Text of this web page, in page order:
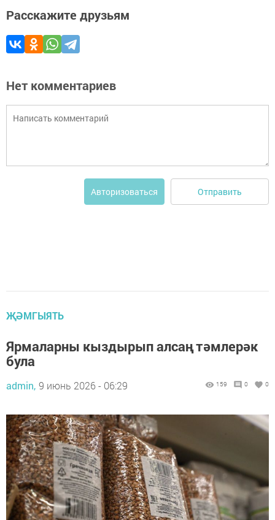
Расскажите друзьям
Нет комментариев
Авторизоваться Отправить
ҖӘМГЫЯТЬ
Ярмаларны кыздырып алсаң тәмлерәк
була
admin, 9 июнь 2026 - 06:29 159 0 0